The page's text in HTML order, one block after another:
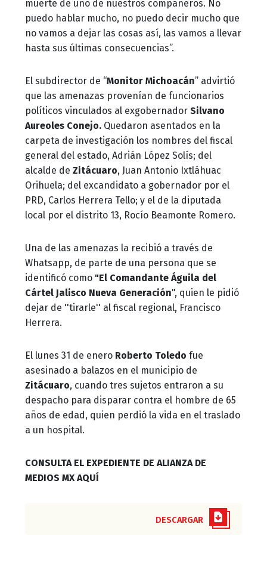
muerte de uno de nuestros compañeros. No
puedo hablar mucho, no puedo decir mucho que
no vamos a dejar las cosas así, las vamos a llevar
hasta sus últimas consecuencias”.
El subdirector de “Monitor Michoacán” advirtió
que las amenazas provenían de funcionarios
políticos vinculados al exgobernador Silvano
Aureoles Conejo. Quedaron asentados en la
carpeta de investigación los nombres del fiscal
general del estado, Adrián López Solís; del
alcalde de Zitácuaro, Juan Antonio Ixtláhuac
Orihuela; del excandidato a gobernador por el
PRD, Carlos Herrera Tello; y el de la diputada
local por el distrito 13, Rocío Beamonte Romero.
Una de las amenazas la recibió a través de
Whatsapp, de parte de una persona que se
identificó como "El Comandante Águila del
Cártel Jalisco Nueva Generación", quien le pidió
dejar de ''tirarle'' al fiscal regional, Francisco
Herrera.
El lunes 31 de enero Roberto Toledo fue
asesinado a balazos en el municipio de
Zitácuaro, cuando tres sujetos entraron a su
despacho para disparar contra el hombre de 65
años de edad, quien perdió la vida en el traslado
a un hospital.
CONSULTA EL EXPEDIENTE DE ALIANZA DE
MEDIOS MX AQUÍ
DESCARGAR